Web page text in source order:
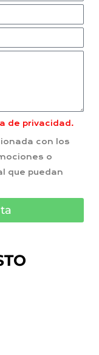
de privacidad.
con los
o
que puedan